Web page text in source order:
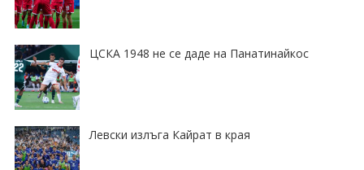
ЦСКА 1948 не се даде на Панатинайкос
Левски излъга Кайрат в края